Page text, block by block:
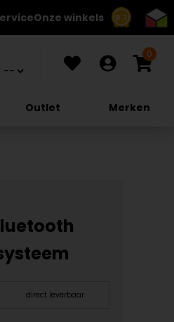
8.7
Onze winkels
0
Outlet Merken
direct leverbaar